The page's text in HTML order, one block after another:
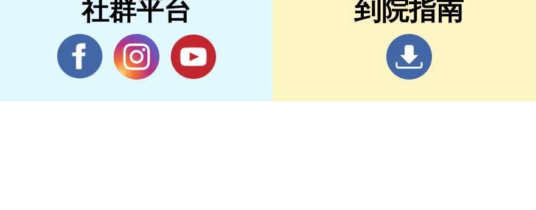
社群平台 到院指南